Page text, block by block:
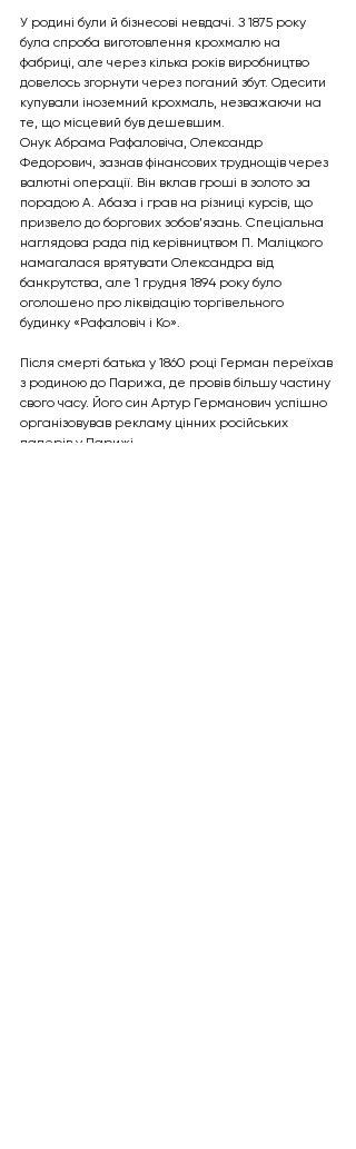
У родині були й бізнесові невдачі. З 1875 року
була спроба виготовлення крохмалю на
фабриці, але через кілька років виробництво
довелось згорнути через поганий збут. Одесити
купували іноземний крохмаль, незважаючи на
те, що місцевий був дешевшим.
Онук Абрама Рафаловіча, Олександр
Федорович, зазнав фінансових труднощів через
валютні операції. Він вклав гроші в золото за
порадою А. Абаза і грав на різниці курсів, що
призвело до боргових зобов’язань. Спеціальна
наглядова рада під керівництвом П. Маліцкого
намагалася врятувати Олександра від
банкрутства, але 1 грудня 1894 року було
оголошено про ліквідацію торгівельного
будинку «Рафаловіч і Ко».
Після смерті батька у 1860 році Герман переїхав
з родиною до Парижа, де провів більшу частину
свого часу. Його син Артур Германович успішно
організовував рекламу цінних російських
паперів у Парижі.